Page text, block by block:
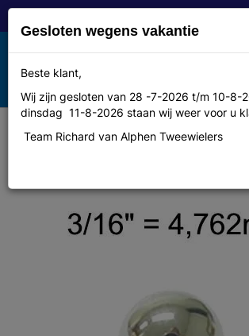
Toggle
navigation
MENU
Merkloos kogels 3/16
Gesloten wegens vakantie
Beste klant,
Wij zijn gesloten van 28 -7-2026 t/m 10-8-
dinsdag 11-8-2026 staan wij weer voor u
Team Richard van Alphen Tweewielers